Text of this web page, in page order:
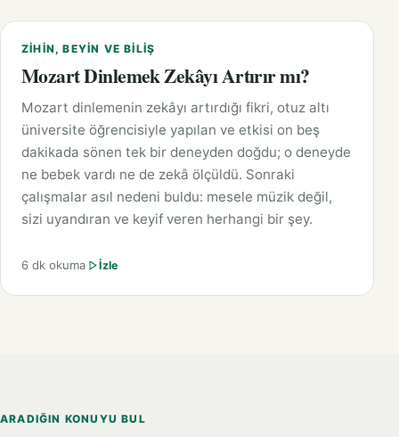
ZIHIN, BEYIN VE BILIŞ
Mozart Dinlemek Zekâyı Artırır mı?
Mozart dinlemenin zekâyı artırdığı fikri, otuz altı
üniversite öğrencisiyle yapılan ve etkisi on beş
dakikada sönen tek bir deneyden doğdu; o deneyde
ne bebek vardı ne de zekâ ölçüldü. Sonraki
çalışmalar asıl nedeni buldu: mesele müzik değil,
sizi uyandıran ve keyif veren herhangi bir şey.
6 dk okuma İzle
ARADIĞIN KONUYU BUL